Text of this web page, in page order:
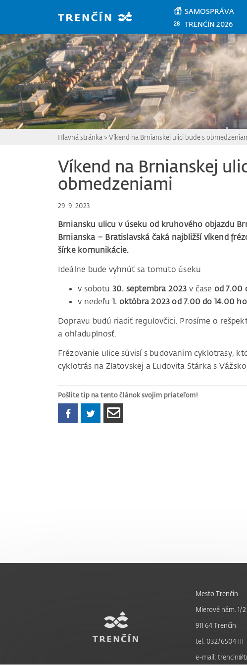
SAMOSPRÁVA
TRENČÍN 2026
Hlavná stránka > Víkend na Brnianskej ulici bude s
Víkend na Brnianskej
obmedzeniami
29. 9. 2023
Brniansku ulicu v úseku od kruhového objazdu
Brnianska – Bratislavská čaká najbližší víkend
šírke komunikácie.
Ideálne bude vyhnúť sa tomuto úseku
v sobotu30. septembra 2023 v čase od 7.00
v nedeľu 1. októbra 2023 od 7.00 do 14.00
Dopravu budú riadiť regulovčíci. Prosíme o
a ohľaduplnosť.
Frézovanie ulice súvisí s budovaním cyklotrasy,
cyklotrás na Zlatovskej a Ľudovíta Stárka s
Pošlite tip na tento článok svojim priateľom!
Mesto Trenčín
Mierové nám. 1/2
911 64 Trenčín
tel: 032/6504 111
e-mail: